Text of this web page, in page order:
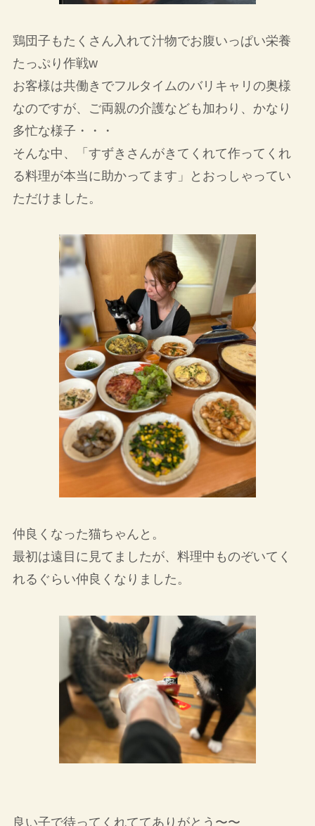
鶏団子もたくさん入れて汁物でお腹いっぱい栄養
たっぷり作戦w
お客様は共働きでフルタイムのバリキャリの奥様
なのですが、ご両親の介護なども加わり、かなり
多忙な様子・・・
そんな中、「すずきさんがきてくれて作ってくれ
る料理が本当に助かってます」とおっしゃってい
ただけました。
仲良くなった猫ちゃんと。
最初は遠目に見てましたが、料理中ものぞいてく
れるぐらい仲良くなりました。
良い子で待ってくれててありがとう〜〜